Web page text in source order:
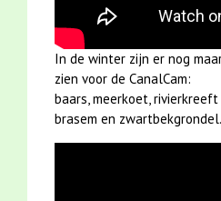
In de winter zijn er nog
zien voor de CanalCam:
baars, meerkoet,
brasem en zwartbekgrondel.